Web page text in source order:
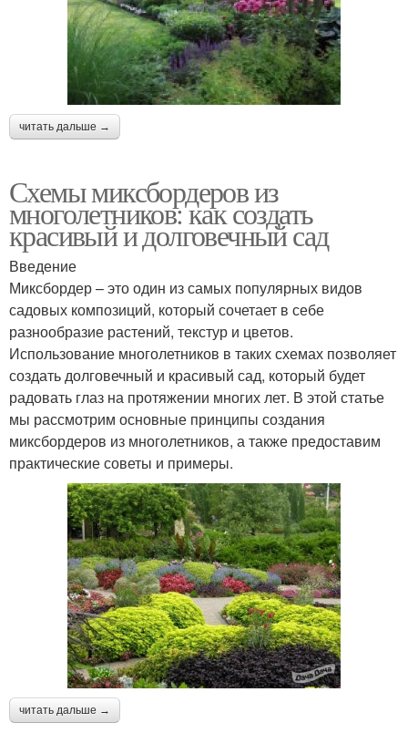
читать дальше →
Схемы миксбордеров из
многолетников: как создать
красивый и долговечный сад
Введение
Миксбордер – это один из самых популярных видов
садовых композиций, который сочетает в себе
разнообразие растений, текстур и цветов.
Использование многолетников в таких схемах позволяет
создать долговечный и красивый сад, который будет
радовать глаз на протяжении многих лет. В этой статье
мы рассмотрим основные принципы создания
миксбордеров из многолетников, а также предоставим
практические советы и примеры.
читать дальше →